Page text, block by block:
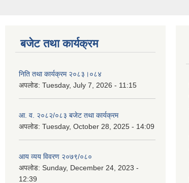
बजेट तथा कार्यक्रम
निति तथा कार्यक्रम २०८३।०८४
अपलोड: Tuesday, July 7, 2026 - 11:15
आ. व. २०८२/०८३ बजेट तथा कार्यक्रम
अपलोड: Tuesday, October 28, 2025 - 14:09
आय व्यय विवरण २०७९/०८०
अपलोड: Sunday, December 24, 2023 -
12:39